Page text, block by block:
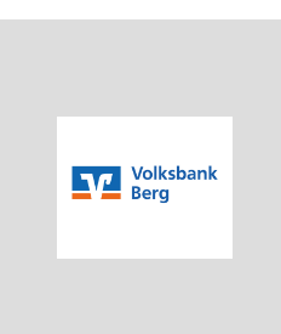
Basketball
Hallenfußball
Inliner-Hockey